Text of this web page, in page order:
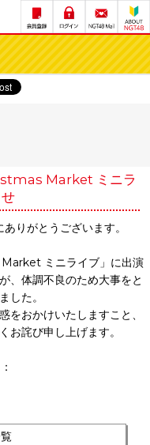
Market ミニラ
りがとうございます。
ミニライブ」に出演
、体調不良のため大事をと
した。
をおかけいたしますこと、
お詫び申し上げます。